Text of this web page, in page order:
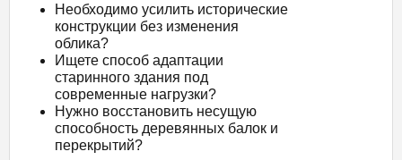
Необходимо усилить исторические
конструкции без изменения
облика?
Ищете способ адаптации
старинного здания под
современные нагрузки?
Нужно восстановить несущую
способность деревянных балок и
перекрытий?